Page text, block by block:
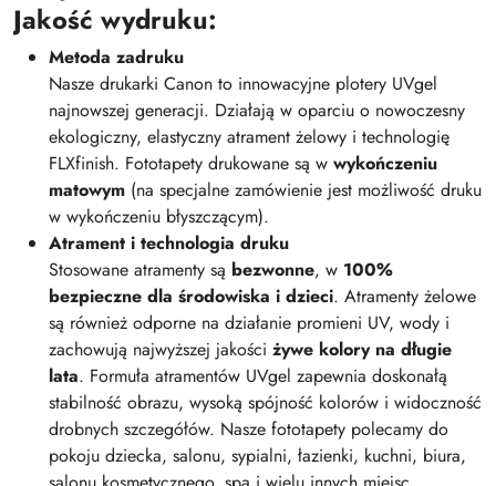
Jakość wydruku:
Metoda zadruku
Nasze drukarki Canon to innowacyjne plotery UVgel
najnowszej generacji. Działają w oparciu o nowoczesny
ekologiczny, elastyczny atrament żelowy i technologię
FLXfinish. Fototapety drukowane są w wykończeniu
matowym (na specjalne zamówienie jest możliwość druku
w wykończeniu błyszczącym).
Atrament i technologia druku
Stosowane atramenty są bezwonne, w 100%
bezpieczne dla środowiska i dzieci. Atramenty żelowe
są również odporne na działanie promieni UV, wody i
zachowują najwyższej jakości żywe kolory na długie
lata. Formuła atramentów UVgel zapewnia doskonałą
stabilność obrazu, wysoką spójność kolorów i widoczność
drobnych szczegółów. Nasze fototapety polecamy do
pokoju dziecka, salonu, sypialni, łazienki, kuchni, biura,